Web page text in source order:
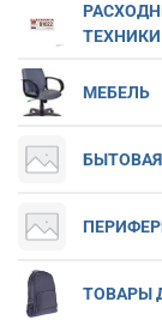
ТЕХНИКИ
МЕБЕЛЬ
ТОВАРЫ